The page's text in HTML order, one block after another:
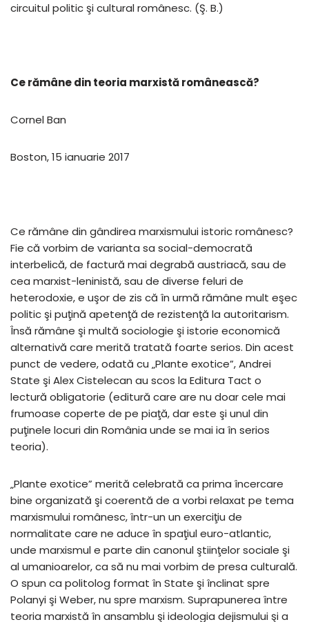
circuitul politic şi cultural românesc. (Ş. B.)
Ce rămâne din teoria marxistă românească?
Cornel Ban
Boston, 15 ianuarie 2017
Ce rămâne din gândirea marxismului istoric românesc?
Fie că vorbim de varianta sa social-democrată
interbelică, de factură mai degrabă austriacă, sau de
cea marxist-leninistă, sau de diverse feluri de
heterodoxie, e uşor de zis că în urmă rămâne mult eşec
politic şi puţină apetenţă de rezistenţă la autoritarism.
Însă rămâne şi multă sociologie şi istorie economică
alternativă care merită tratată foarte serios. Din acest
punct de vedere, odată cu „Plante exotice”, Andrei
State şi Alex Cistelecan au scos la Editura Tact o
lectură obligatorie (editură care are nu doar cele mai
frumoase coperte de pe piaţă, dar este şi unul din
puţinele locuri din România unde se mai ia în serios
teoria).
„Plante exotice” merită celebrată ca prima încercare
bine organizată şi coerentă de a vorbi relaxat pe tema
marxismului românesc, într-un un exerciţiu de
normalitate care ne aduce în spaţiul euro-atlantic,
unde marxismul e parte din canonul ştiinţelor sociale şi
al umanioarelor, ca să nu mai vorbim de presa culturală.
O spun ca politolog format în State şi înclinat spre
Polanyi şi Weber, nu spre marxism. Suprapunerea între
teoria marxistă în ansamblu şi ideologia dejismului şi a